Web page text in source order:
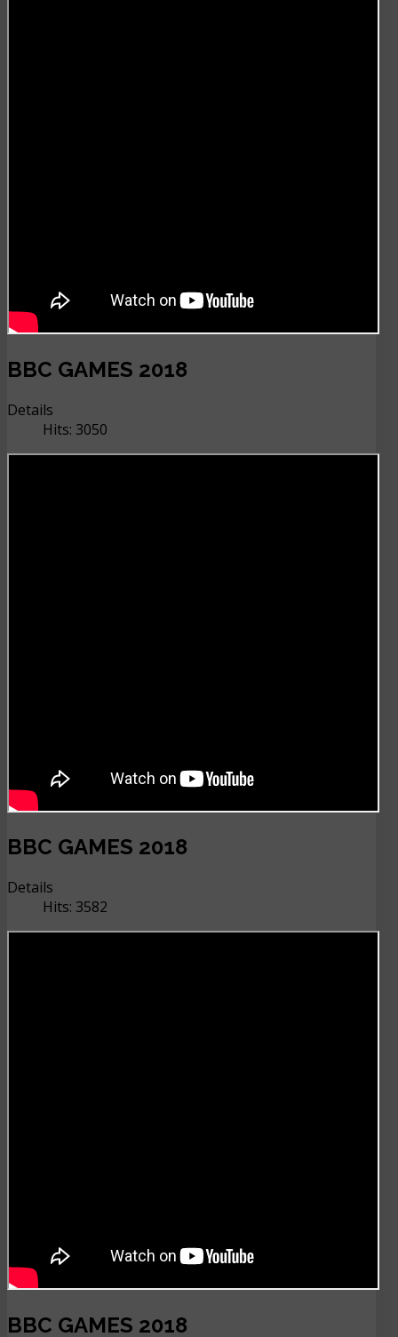
BBC GAMES 2018
Details
Hits: 3050
BBC GAMES 2018
Details
Hits: 3582
BBC GAMES 2018